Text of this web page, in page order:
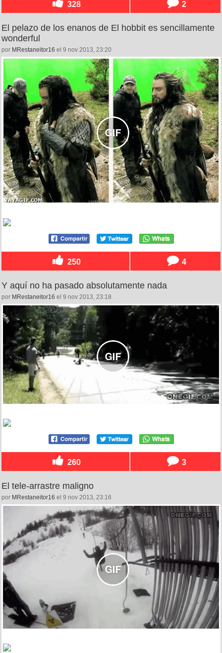
328 2
El pelazo de los enanos de El hobbit es sencillamente
wonderful
por MRestaneitor16 el 9 nov 2013, 23:20
250 4
Y aquí no ha pasado absolutamente nada
por MRestaneitor16 el 9 nov 2013, 23:18
260 3
El tele-arrastre maligno
por MRestaneitor16 el 9 nov 2013, 23:16